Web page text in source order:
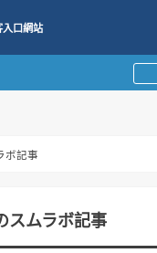
入口網站
ボ記事
スムラボ記事